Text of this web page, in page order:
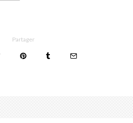
Partager